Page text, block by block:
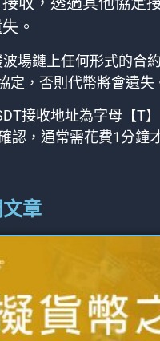
。
波場鏈上任何形式的合
定，否則代幣將會遺失
接收地址為字母【T
認，通常需花費1分鐘
章